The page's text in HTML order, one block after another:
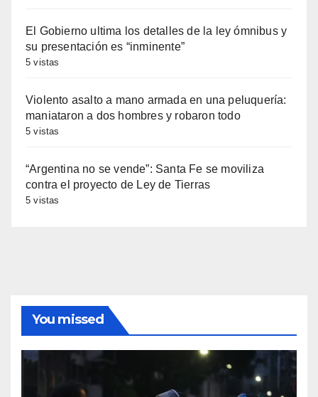
El Gobierno ultima los detalles de la ley ómnibus y
su presentación es “inminente”
5 vistas
Violento asalto a mano armada en una peluquería:
maniataron a dos hombres y robaron todo
5 vistas
“Argentina no se vende”: Santa Fe se moviliza
contra el proyecto de Ley de Tierras
5 vistas
You missed